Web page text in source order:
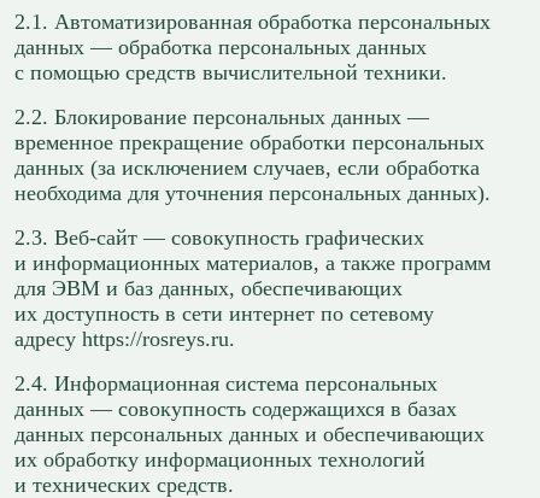
2.1. Автоматизированная обработка персональных
данных — обработка персональных данных
с помощью средств вычислительной техники.
2.2. Блокирование персональных данных —
временное прекращение обработки персональных
данных (за исключением случаев, если обработка
необходима для уточнения персональных данных).
2.3. Веб-сайт — совокупность графических
и информационных материалов, а также программ
для ЭВМ и баз данных, обеспечивающих
их доступность в сети интернет по сетевому
адресу https://rosreys.ru.
2.4. Информационная система персональных
данных — совокупность содержащихся в базах
данных персональных данных и обеспечивающих
их обработку информационных технологий
и технических средств.